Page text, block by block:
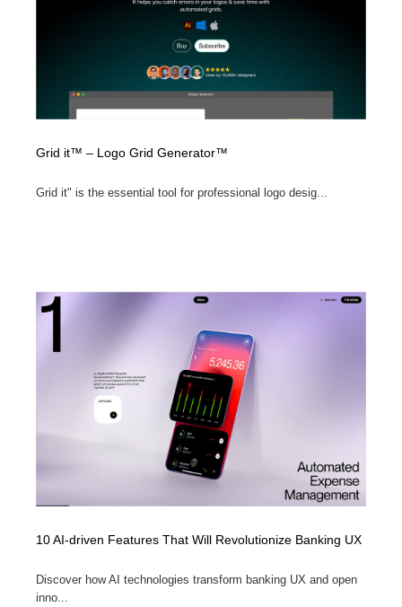
Grid it™ – Logo Grid Generator™
Grid it" is the essential tool for professional logo desig...
10 AI-driven Features That Will Revolutionize Banking UX
Discover how AI technologies transform banking UX and open
inno...